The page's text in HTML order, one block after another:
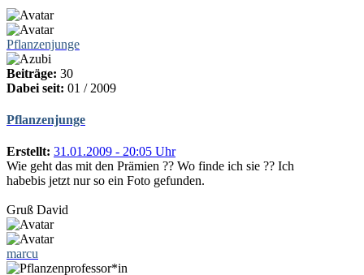
Pflanzenjunge
Beiträge: 30
Dabei seit: 01 / 2009
Pflanzenjunge
Erstellt: 31.01.2009 - 20:05 Uhr
Wie geht das mit den Prämien ?? Wo finde ich sie ?? Ich
habebis jetzt nur so ein Foto gefunden.
Gruß David
marcu